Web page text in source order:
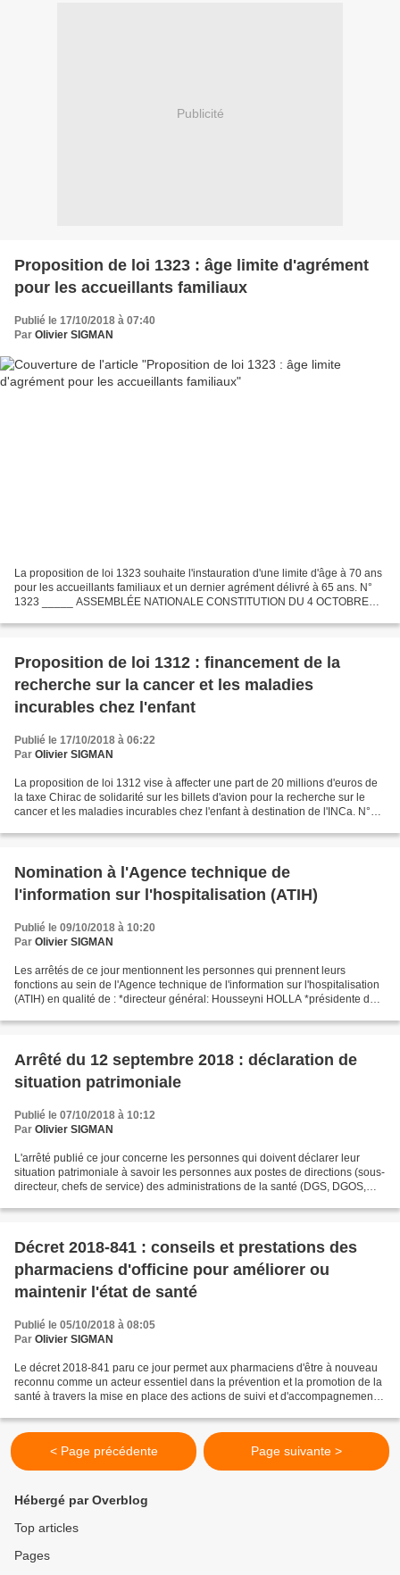
Publicité
Proposition de loi 1323 : âge limite d'agrément
pour les accueillants familiaux
Publié le 17/10/2018 à 07:40
Par Olivier SIGMAN
La proposition de loi 1323 souhaite l'instauration d'une limite d'âge à 70 ans
pour les accueillants familiaux et un dernier agrément délivré à 65 ans. N°
1323 _____ ASSEMBLÉE NATIONALE CONSTITUTION DU 4 OCTOBRE
Proposition de loi 1312 : financement de la
recherche sur la cancer et les maladies
incurables chez l'enfant
Publié le 17/10/2018 à 06:22
Par Olivier SIGMAN
La proposition de loi 1312 vise à affecter une part de 20 millions d'euros de
la taxe Chirac de solidarité sur les billets d'avion pour la recherche sur le
cancer et les maladies incurables chez l'enfant à destination de l'INCa. N°
Nomination à l'Agence technique de
l'information sur l'hospitalisation (ATIH)
Publié le 09/10/2018 à 10:20
Par Olivier SIGMAN
Les arrêtés de ce jour mentionnent les personnes qui prennent leurs
fonctions au sein de l'Agence technique de l'information sur l'hospitalisation
(ATIH) en qualité de : *directeur général: Housseyni HOLLA *présidente du
Arrêté du 12 septembre 2018 : déclaration de
situation patrimoniale
Publié le 07/10/2018 à 10:12
Par Olivier SIGMAN
L'arrêté publié ce jour concerne les personnes qui doivent déclarer leur
situation patrimoniale à savoir les personnes aux postes de directions (sous-
directeur, chefs de service) des administrations de la santé (DGS, DGOS,
Décret 2018-841 : conseils et prestations des
pharmaciens d'officine pour améliorer ou
maintenir l'état de santé
Publié le 05/10/2018 à 08:05
Par Olivier SIGMAN
Le décret 2018-841 paru ce jour permet aux pharmaciens d'être à nouveau
reconnu comme un acteur essentiel dans la prévention et la promotion de la
santé à travers la mise en place des actions de suivi et d'accompagnement
< Page précédente Page suivante >
Hébergé par Overblog
Top articles
Pages